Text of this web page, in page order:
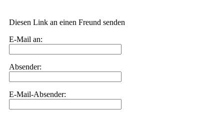
Diesen Link an einen Freund senden
E-Mail an:
Absender:
E-Mail-Absender: